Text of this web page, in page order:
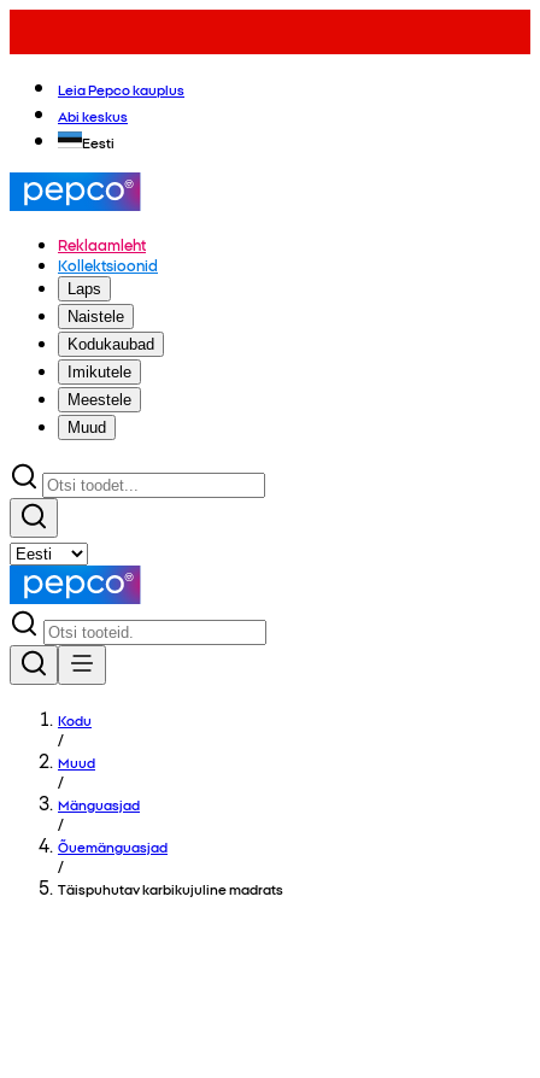
Leia Pepco kauplus
Abi keskus
Eesti
Reklaamleht
Kollektsioonid
Laps
Naistele
Kodukaubad
Imikutele
Meestele
Muud
Kodu
/
Muud
/
Mänguasjad
/
Õuemänguasjad
/
Täispuhutav karbikujuline madrats